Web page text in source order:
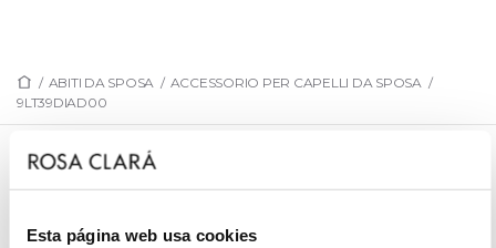
Esta página web usa cookies
/ ABITI DA SPOSA / ACCESSORIO PER CAPELLI DA SPOSA /
9LT39DIAD00
9LT39DIAD00
brilhantes. Outfit MB Accessories de sonho.